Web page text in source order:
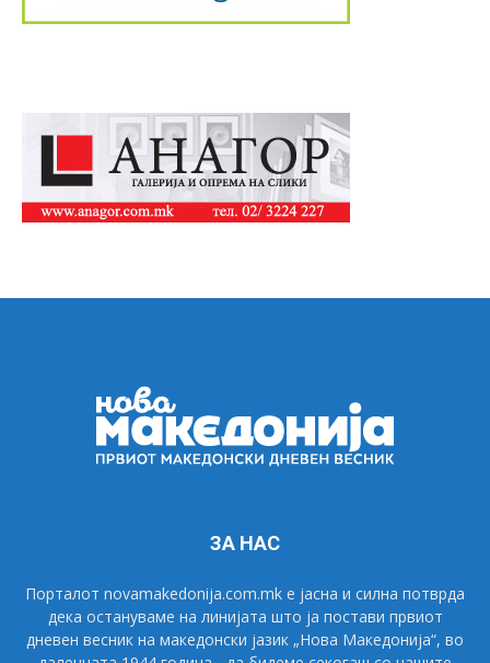
ЗА НАС
Порталот novamakedonija.com.mk е јасна и силна потврда
дека остануваме на линијата што ја постави првиот
дневен весник на македонски јазик „Нова Македонија“, во